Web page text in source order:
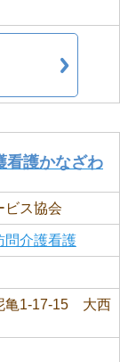
護かなざわ
ビス協会
問介護看護
亀1-17-15 大西